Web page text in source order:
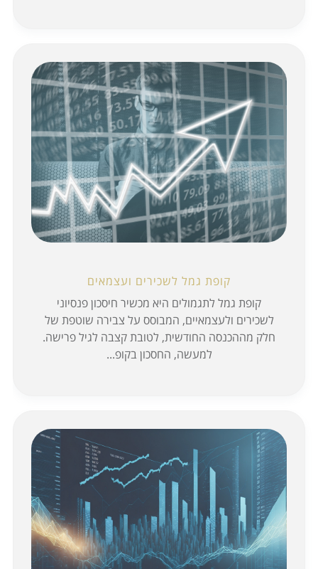
קופת גמל לשכירים ועצמאים
קופת גמל לתגמולים היא מכשיר חיסכון פנסיוני
לשכירים ולעצמאיים, המבוסס על צבירה שוטפת של
חלק מההכנסה החודשית, לטובת קצבה לגיל פרישה.
למעשה, החסכון בקופ...